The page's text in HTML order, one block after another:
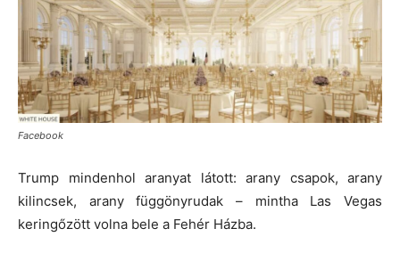
Facebook
Trump mindenhol aranyat látott: arany csapok, arany
kilincsek, arany függönyrudak – mintha Las Vegas
keringőzött volna bele a Fehér Házba.